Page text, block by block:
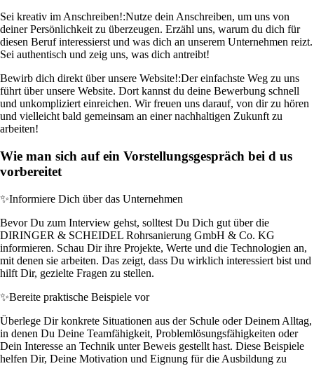
Sei kreativ im Anschreiben!:Nutze dein Anschreiben, um uns von
deiner Persönlichkeit zu überzeugen. Erzähl uns, warum du dich für
diesen Beruf interessierst und was dich an unserem Unternehmen reizt.
Sei authentisch und zeig uns, was dich antreibt!
Bewirb dich direkt über unsere Website!:Der einfachste Weg zu uns
führt über unsere Website. Dort kannst du deine Bewerbung schnell
und unkompliziert einreichen. Wir freuen uns darauf, von dir zu hören
und vielleicht bald gemeinsam an einer nachhaltigen Zukunft zu
arbeiten!
Wie man sich auf ein Vorstellungsgespräch bei d us
vorbereitet
✨Informiere Dich über das Unternehmen
Bevor Du zum Interview gehst, solltest Du Dich gut über die
DIRINGER & SCHEIDEL Rohrsanierung GmbH & Co. KG
informieren. Schau Dir ihre Projekte, Werte und die Technologien an,
mit denen sie arbeiten. Das zeigt, dass Du wirklich interessiert bist und
hilft Dir, gezielte Fragen zu stellen.
✨Bereite praktische Beispiele vor
Überlege Dir konkrete Situationen aus der Schule oder Deinem Alltag,
in denen Du Deine Teamfähigkeit, Problemlösungsfähigkeiten oder
Dein Interesse an Technik unter Beweis gestellt hast. Diese Beispiele
helfen Dir, Deine Motivation und Eignung für die Ausbildung zu